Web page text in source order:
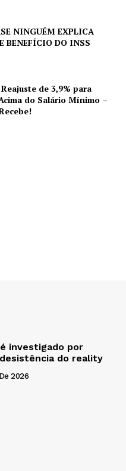
NINGUÉM EXPLICA
BENEFÍCIO DO INSS
de 3,9% para
do Salário Mínimo –
investigado por
do reality
2026